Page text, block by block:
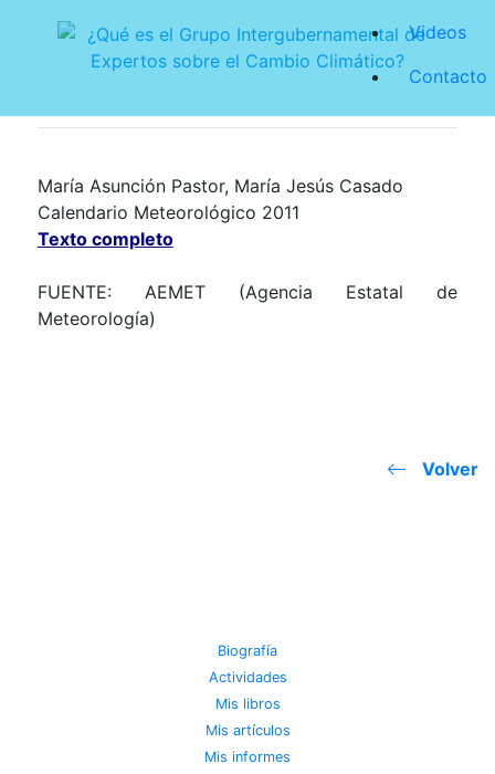
Videos
Contacto
María Asunción Pastor, María Jesús Casado
Calendario Meteorológico 2011
Texto completo
FUENTE: AEMET (Agencia Estatal de
Meteorología)
Volver
Biografía
Actividades
Mis libros
Mis artículos
Mis informes